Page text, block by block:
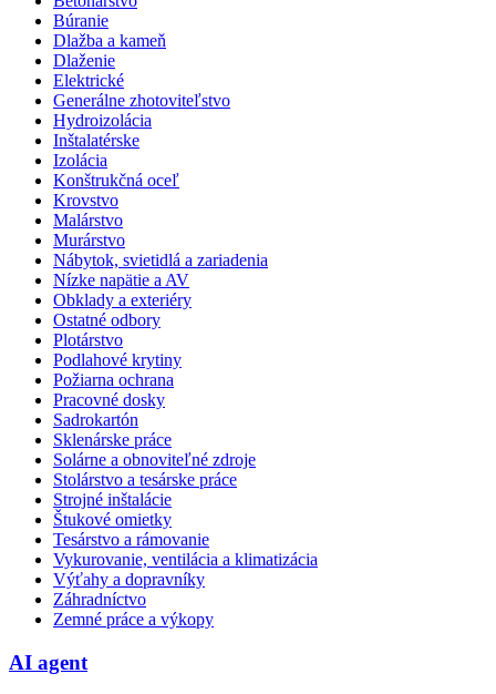
Búranie
Dlažba a kameň
Dlaženie
Elektrické
Generálne zhotoviteľstvo
Hydroizolácia
Inštalatérske
Izolácia
Konštrukčná oceľ
Krovstvo
Malárstvo
Murárstvo
Nábytok, svietidlá a zariadenia
Nízke napätie a AV
Obklady a exteriéry
Ostatné odbory
Plotárstvo
Podlahové krytiny
Požiarna ochrana
Pracovné dosky
Sadrokartón
Sklenárske práce
Solárne a obnoviteľné zdroje
Stolárstvo a tesárske práce
Strojné inštalácie
Štukové omietky
Tesárstvo a rámovanie
Vykurovanie, ventilácia a klimatizácia
Výťahy a dopravníky
Záhradníctvo
Zemné práce a výkopy
AI agent